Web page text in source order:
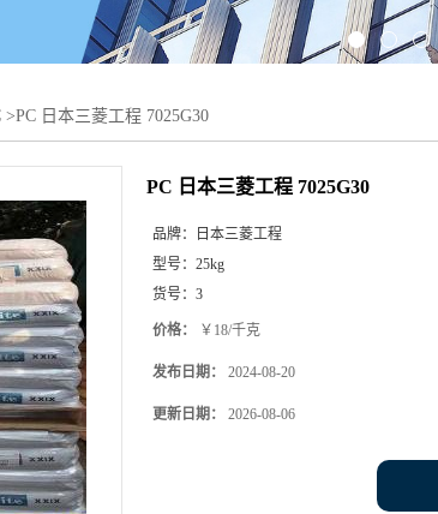
>PC 日本三菱工程 7025G30
PC 日本三菱工程 7025G30
品牌：
日本三菱工程
型号： 25kg
货号： 3
价格： ￥18/千克
发布日期： 2024-08-20
更新日期： 2026-08-06